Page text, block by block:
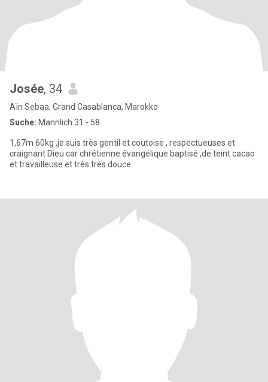
Josée, 34
Aïn Sebaa, Grand Casablanca, Marokko
Suche: Männlich 31 - 58
1,67m 60kg ,je suis très gentil et coutoise , respectueuses et
craignant Dieu car chrétienne évangélique baptisé ,de teint cacao
et travailleuse et très très douce